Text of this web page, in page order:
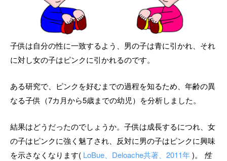
子供は自分の性に一致するよう、男の子は青に引かれ、それ
に対し女の子はピンクに引かれるのです。
ある研究で、ピンクを好むまでの過程を知るため、年齢の異
なる子供（7カ月から5歳までの幼児）を分析しました。
結果はどうだったのでしょうか。子供は成長するにつれ、女
の子はピンクに強く魅了され、反対に男の子はピンクに興味
を示さなくなります( LoBue、Deloache共著、2011年)。 性